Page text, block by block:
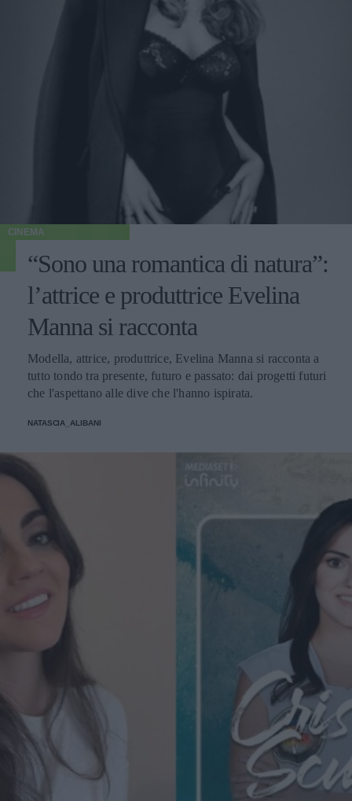
CINEMA
“Sono una romantica di natura”:
l’attrice e produttrice Evelina
Manna si racconta
Modella, attrice, produttrice, Evelina Manna si racconta a
tutto tondo tra presente, futuro e passato: dai progetti futuri
che l'aspettano alle dive che l'hanno ispirata.
NATASCIA_ALIBANI